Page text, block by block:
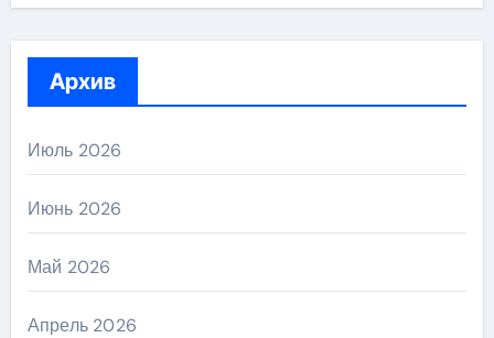
Архив
Июль 2026
Июнь 2026
Май 2026
Апрель 2026